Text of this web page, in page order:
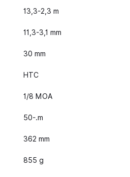
13,3-2,3 m
11,3-3,1 mm
30 mm
HTC
1/8 MOA
50-.m
362 mm
855 g